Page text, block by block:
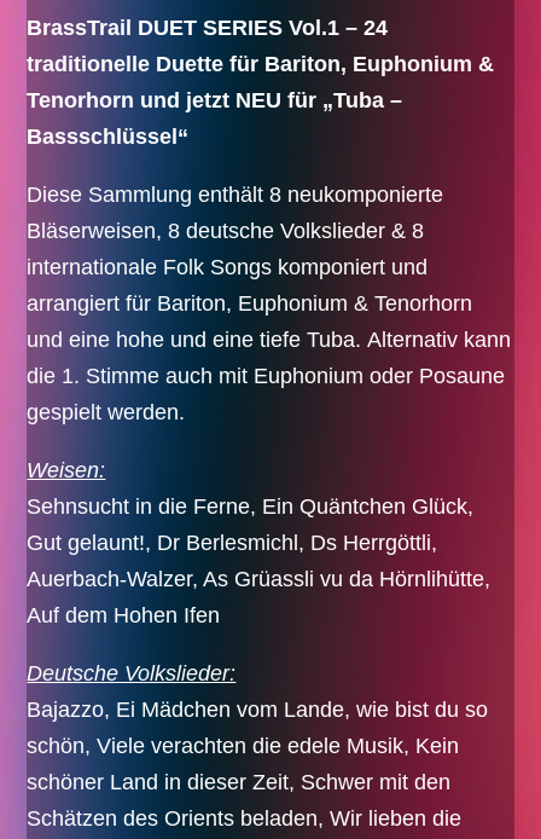
BrassTrail DUET SERIES Vol.1 – 24
traditionelle Duette für Bariton, Euphonium &
Tenorhorn und jetzt NEU für „Tuba –
Bassschlüssel“
Diese Sammlung enthält 8 neukomponierte
Bläserweisen, 8 deutsche Volkslieder & 8
internationale Folk Songs komponiert und
arrangiert für Bariton, Euphonium & Tenorhorn
und eine hohe und eine tiefe Tuba. Alternativ kann
die 1. Stimme auch mit Euphonium oder Posaune
gespielt werden.
Weisen:
Sehnsucht in die Ferne, Ein Quäntchen Glück,
Gut gelaunt!, Dr Berlesmichl, Ds Herrgöttli,
Auerbach-Walzer, As Grüassli vu da Hörnlihütte,
Auf dem Hohen Ifen
Deutsche Volkslieder:
Bajazzo, Ei Mädchen vom Lande, wie bist du so
schön, Viele verachten die edele Musik, Kein
schöner Land in dieser Zeit, Schwer mit den
Schätzen des Orients beladen, Wir lieben die